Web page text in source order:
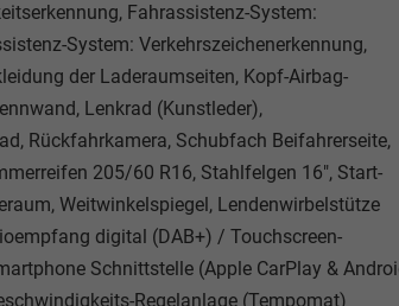
Fahrassistenz-System:
System: Verkehrszeichenerkennung,
der Laderaumseiten, Kopf-Airbag-
Lenkrad (Kunstleder),
Rückfahrkamera, Schubfach Beifahrerseite,
205/60 R16, Stahlfelgen 16", Start-
Weitwinkelspiegel, Lendenwirbelstütze
digital (DAB+) / Touchscreen-
Schnittstelle (Apple CarPlay &
Regelanlage (Tempomat)